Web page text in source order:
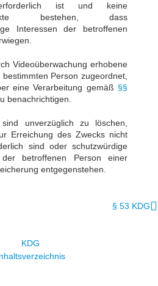
ist und keine
bestehen, dass
Interessen der betroffenen
Videoüberwachung erhobene
bestimmten Person zugeordnet,
eine Verarbeitung gemäß §§
benachrichtigen.
unverzüglich zu löschen,
Erreichung des Zwecks nicht
sind oder schutzwürdige
der betroffenen Person einer
entgegenstehen.
§ 53 KDG
KDG